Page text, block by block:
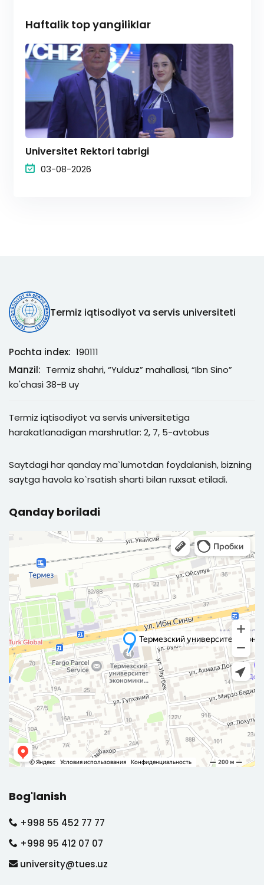
Haftalik top yangiliklar
Universitet Rektori tabrigi
03-08-2026
Termiz iqtisodiyot va servis universiteti
Pochta index: 190111
Manzil: Termiz shahri, “Yulduz” mahallasi, “Ibn Sino”
ko'chasi 38-B uy
Termiz iqtisodiyot va servis universitetiga
harakatlanadigan marshrutlar: 2, 7, 5-avtobus
Saytdagi har qanday ma`lumotdan foydalanish, bizning
saytga havola ko`rsatish sharti bilan ruxsat etiladi.
Qanday boriladi
Bog'lanish
+998 55 452 77 77
+998 95 412 07 07
university@tues.uz